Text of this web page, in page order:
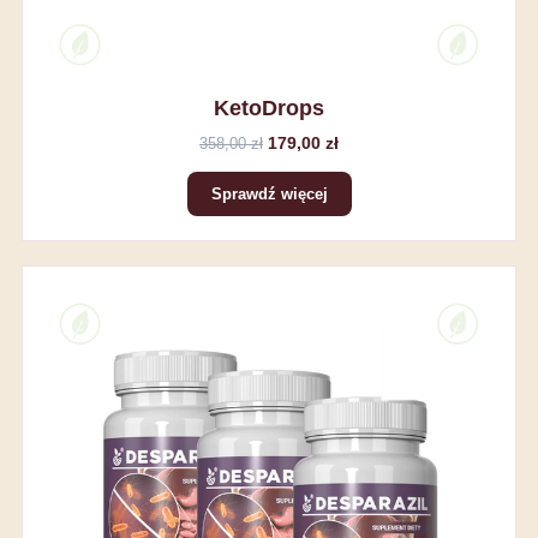
KetoDrops
358,00 zł 179,00 zł
Sprawdź więcej